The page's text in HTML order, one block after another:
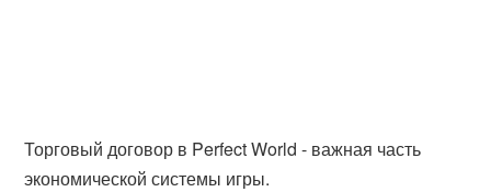
Торговый договор в Perfect World - важная часть
экономической системы игры.